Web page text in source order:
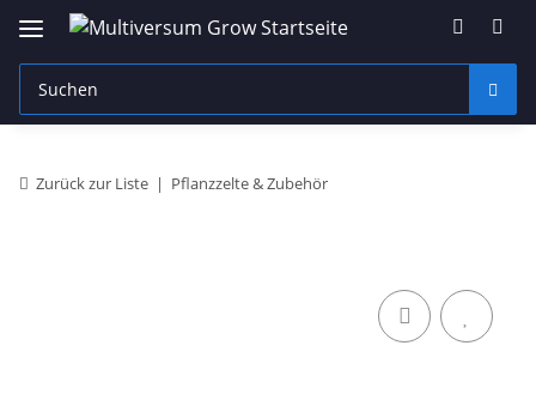
Zurück zur Liste Pflanzzelte & Zubehör